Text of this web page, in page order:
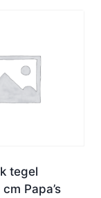
tegel
Papa’s